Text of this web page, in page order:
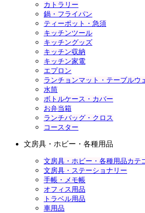
カトラリー
鍋・フライパン
ティーポット・急須
キッチンツール
キッチングッズ
キッチン収納
キッチン家電
エプロン
ランチョンマット・テーブルウ
水筒
ボトルケース・カバー
お弁当箱
ランチバッグ・クロス
コースター
文房具・ホビー・各種用品
文房具・ホビー・各種用品カテ
文房具・ステーショナリー
手帳・メモ帳
オフィス用品
トラベル用品
車用品